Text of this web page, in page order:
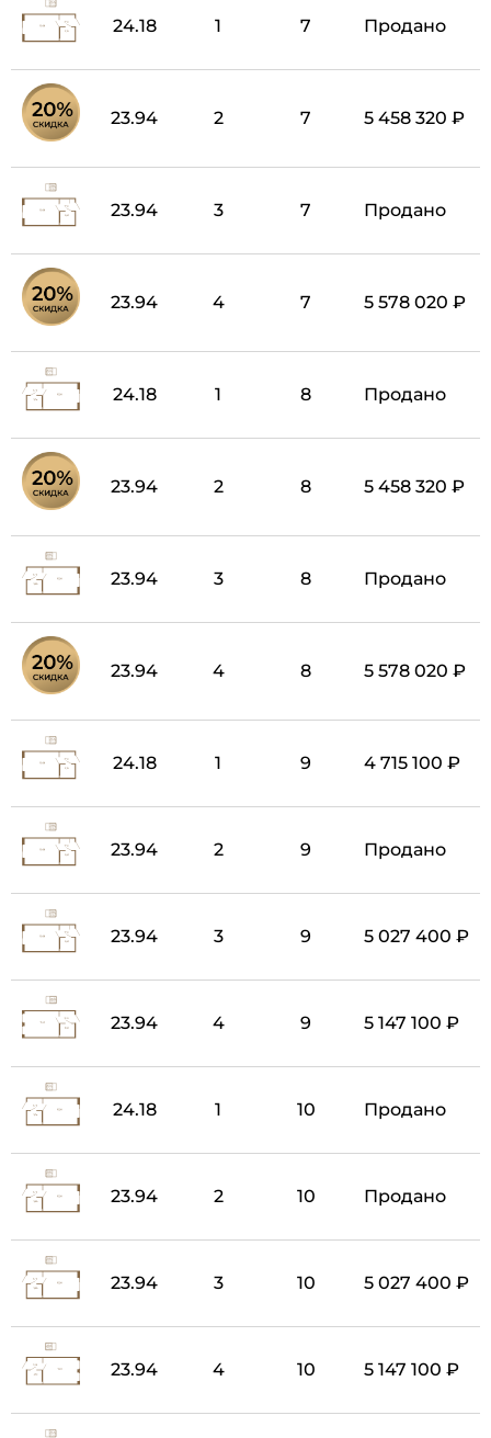
24.18 1 7 Продано
23.94 2 7 5 458 320 ₽
23.94 3 7 Продано
23.94 4 7 5 578 020 ₽
24.18 1 8 Продано
23.94 2 8 5 458 320 ₽
23.94 3 8 Продано
23.94 4 8 5 578 020 ₽
24.18 1 9 4 715 100 ₽
23.94 2 9 Продано
23.94 3 9 5 027 400 ₽
23.94 4 9 5 147 100 ₽
24.18 1 10 Продано
23.94 2 10 Продано
23.94 3 10 5 027 400 ₽
23.94 4 10 5 147 100 ₽